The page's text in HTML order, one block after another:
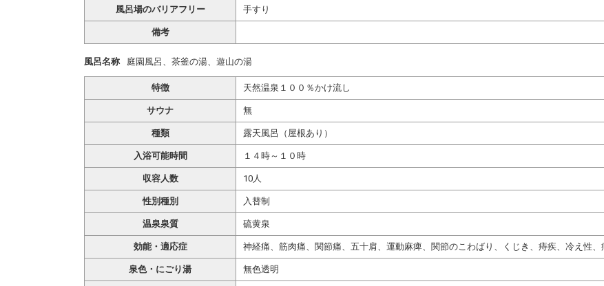
風呂場のバリアフリー 手すり
備考
風呂名称 庭園風呂、茶釜の湯、遊山の湯
特徴 天然温泉１００％かけ流し
サウナ 無
種類 露天風呂（屋根あり）
入浴可能時間 １４時～１０時
収容人数 10人
性別種別 入替制
温泉泉質 硫黄泉
効能・適応症 神経痛、筋肉痛、関節痛、五十肩、運動麻痺、関節のこわばり、くじき、痔疾、冷え性
泉色・にごり湯 無色透明